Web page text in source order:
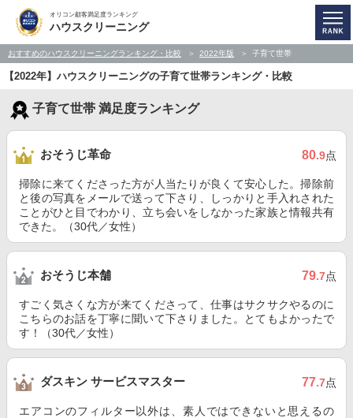
オリコン顧客満足度ランキング
ハウスクリーニング
おすすめのハウスクリーニングランキング・比較 2022年版 子育て世帯
【2022年】ハウスクリーニングの子育て世帯ランキング・比較
子育て世帯 満足度ランキング
おそうじ革命 80.9点
掃除に来てくださった方が人当たりが良くて安心した。掃除前
と後の写真をメールで送って下さり、しっかりと手入れされた
ことがひと目でわかり、立ち会いをしなかった家族と情報共有
できた。（30代／女性）
おそうじ本舗 79.7点
すごく気さくな方が来てくださって、仕事はサクサクやるのに
こちらのお話を丁寧に聞いて下さりました。とてもよかったで
す！（30代／女性）
ダスキン サービスマスター 77.7点
エアコンのフィルター以外は、素人ではできないと思えるの